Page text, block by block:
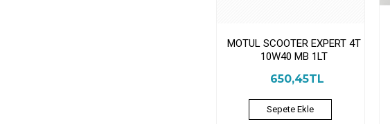
MOTUL SCOOTER EXPERT 4T
10W40 MB 1LT
650,45TL
Sepete Ekle